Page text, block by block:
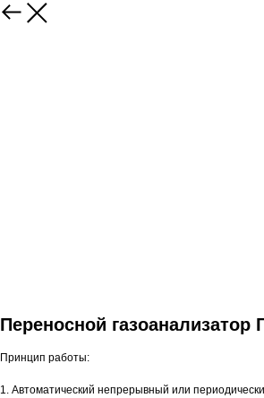
Переносной газоанализатор
Принцип работы:
1. Автоматический непрерывный или